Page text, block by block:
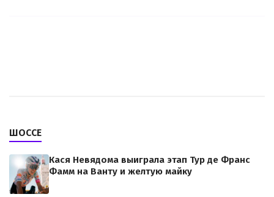
ШОССЕ
Кася Невядома выиграла этап Тур де Франс
Фамм на Ванту и желтую майку